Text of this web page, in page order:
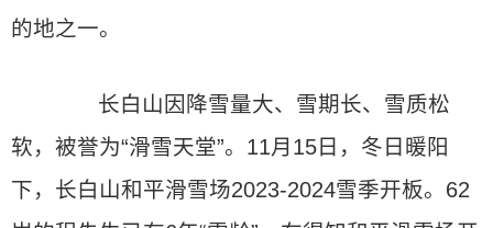
的地之一。
长白山因降雪量大、雪期长、雪质松
软，被誉为“滑雪天堂”。11月15日，冬日暖阳
下，长白山和平滑雪场2023-2024雪季开板。62